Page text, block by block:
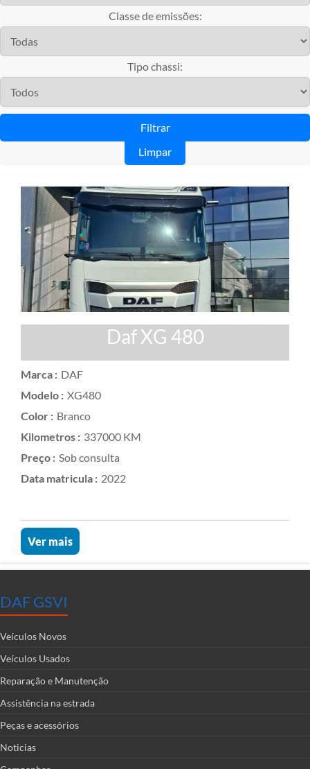
Classe de emissões:
Tipo chassi:
Limpar
Daf XG 480
Marca : DAF
Modelo : XG480
Color : Branco
Kilometros : 337000 KM
Preço : Sob consulta
Data matricula : 2022
Ver mais
DAF GSVI
Veículos Novos
Veículos Usados
Reparação e Manutenção
Assistência na estrada
Peças e acessórios
Noticias